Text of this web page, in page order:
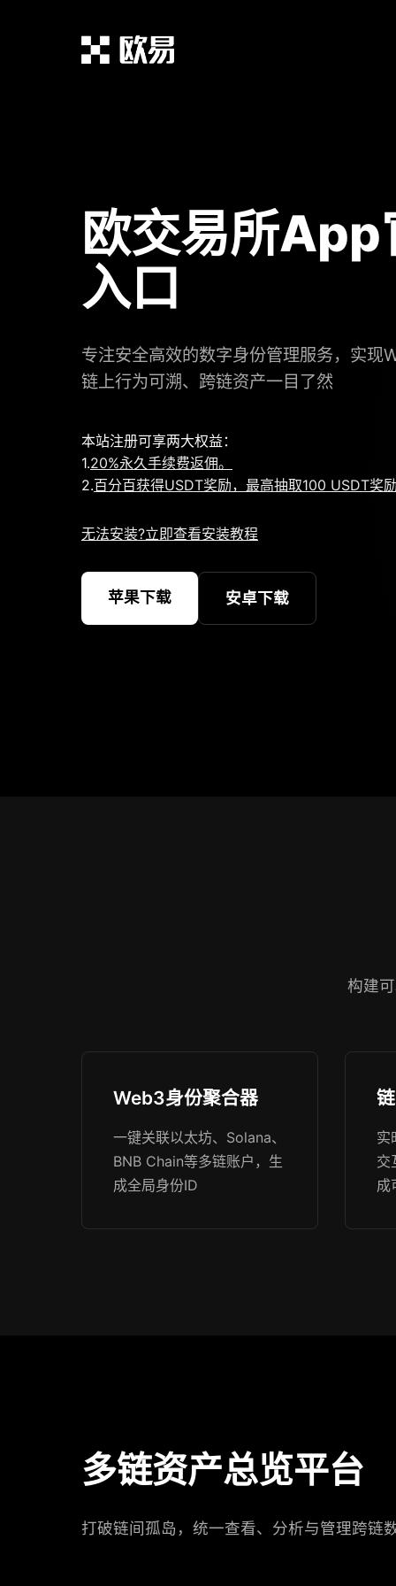
欧交易所App
入口
专注安全高效的数字身份管理服务，实现
链上行为可溯、跨链资产一目了然
本站注册可享两大权益：
1.20%永久手续费返佣。
2.百分百获得USDT奖励，最高抽取100 USDT奖
无法安装?立即查看安装教程
苹果下载 安卓下载
构建
Web3身份聚合器
一键关联以太坊、Solana、
BNB Chain等多链账户，生
成全局身份ID
实
交
成
多链资产总览平台
打破链间孤岛，统一查看、分析与管理跨链